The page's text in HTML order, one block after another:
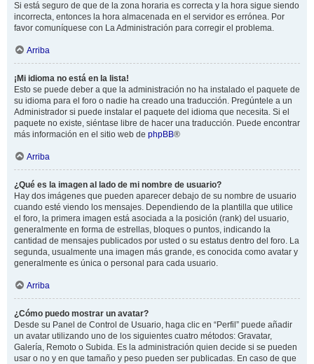
Si está seguro de que de la zona horaria es correcta y la hora sigue siendo
incorrecta, entonces la hora almacenada en el servidor es errónea. Por
favor comuníquese con La Administración para corregir el problema.
Arriba
¡Mi idioma no está en la lista!
Esto se puede deber a que la administración no ha instalado el paquete de
su idioma para el foro o nadie ha creado una traducción. Pregúntele a un
Administrador si puede instalar el paquete del idioma que necesita. Si el
paquete no existe, siéntase libre de hacer una traducción. Puede encontrar
más información en el sitio web de phpBB®
Arriba
¿Qué es la imagen al lado de mi nombre de usuario?
Hay dos imágenes que pueden aparecer debajo de su nombre de usuario
cuando esté viendo los mensajes. Dependiendo de la plantilla que utilice
el foro, la primera imagen está asociada a la posición (rank) del usuario,
generalmente en forma de estrellas, bloques o puntos, indicando la
cantidad de mensajes publicados por usted o su estatus dentro del foro. La
segunda, usualmente una imagen más grande, es conocida como avatar y
generalmente es única o personal para cada usuario.
Arriba
¿Cómo puedo mostrar un avatar?
Desde su Panel de Control de Usuario, haga clic en “Perfil” puede añadir
un avatar utilizando uno de los siguientes cuatro métodos: Gravatar,
Galería, Remoto o Subida. Es la administración quien decide si se pueden
usar o no y en que tamaño y peso pueden ser publicadas. En caso de que